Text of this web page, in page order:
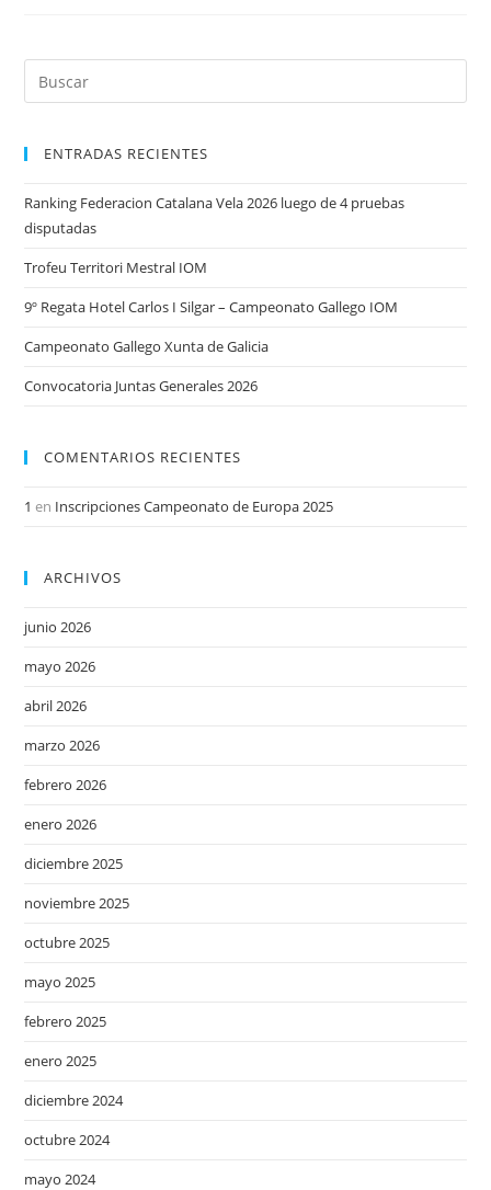
ENTRADAS RECIENTES
Ranking Federacion Catalana Vela 2026 luego de 4 pruebas
disputadas
Trofeu Territori Mestral IOM
9º Regata Hotel Carlos I Silgar – Campeonato Gallego IOM
Campeonato Gallego Xunta de Galicia
Convocatoria Juntas Generales 2026
COMENTARIOS RECIENTES
1 en Inscripciones Campeonato de Europa 2025
ARCHIVOS
junio 2026
mayo 2026
abril 2026
marzo 2026
febrero 2026
enero 2026
diciembre 2025
noviembre 2025
octubre 2025
mayo 2025
febrero 2025
enero 2025
diciembre 2024
octubre 2024
mayo 2024